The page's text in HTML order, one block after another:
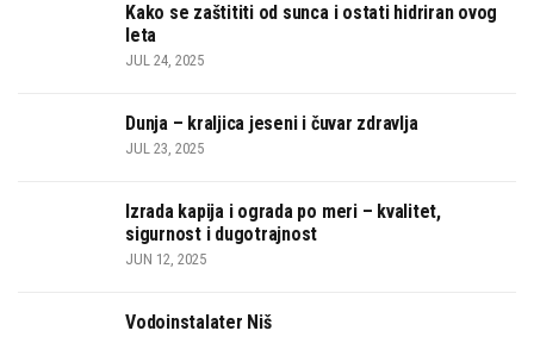
Kako se zaštititi od sunca i ostati hidriran ovog
leta
JUL 24, 2025
Dunja – kraljica jeseni i čuvar zdravlja
JUL 23, 2025
Izrada kapija i ograda po meri – kvalitet,
sigurnost i dugotrajnost
JUN 12, 2025
Vodoinstalater Niš